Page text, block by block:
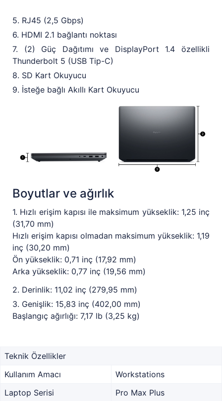
5. RJ45 (2,5 Gbps)
6. HDMI 2.1 bağlantı noktası
7. (2) Güç Dağıtımı ve DisplayPort 1.4 özellikli
Thunderbolt 5 (USB Tip-C)
8. SD Kart Okuyucu
9. İsteğe bağlı Akıllı Kart Okuyucu
Boyutlar ve ağırlık
1. Hızlı erişim kapısı ile maksimum yükseklik: 1,25 inç
(31,70 mm)
Hızlı erişim kapısı olmadan maksimum yükseklik: 1,19
inç (30,20 mm)
Ön yükseklik: 0,71 inç (17,92 mm)
Arka yükseklik: 0,77 inç (19,56 mm)
2. Derinlik: 11,02 inç (279,95 mm)
3. Genişlik: 15,83 inç (402,00 mm)
Başlangıç ağırlığı: 7,17 lb (3,25 kg)
Teknik Özellikler
Kullanım Amacı
Workstations
Laptop Serisi
Pro Max Plus